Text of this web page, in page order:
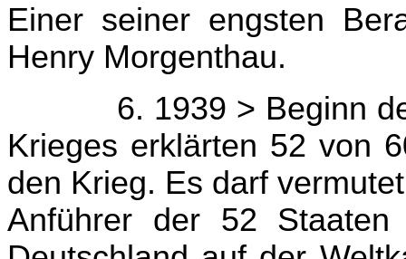
Einer seiner engsten
Henry Morgenthau.
6. 1939 > Beginn
Krieges erklärten 52 von
den Krieg. Es darf
Anführer der 52